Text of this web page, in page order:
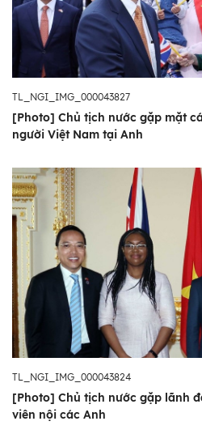
TL_NGI_IMG_000043827
[Photo] Chủ tịch nước gặp mặt
người Việt Nam tại Anh
TL_NGI_IMG_000043824
[Photo] Chủ tịch nước gặp lãnh
viên nội các Anh